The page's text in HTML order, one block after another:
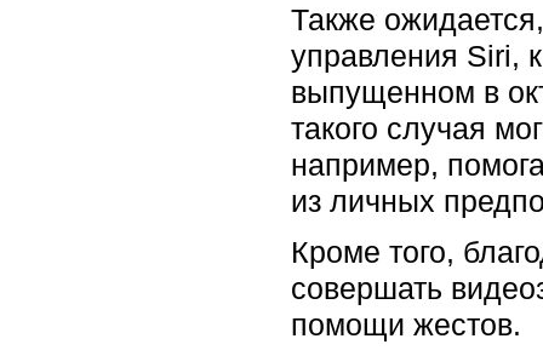
Также
управления Siri,
выпущенном в
такого случая
например,
из личных
Кроме того,
совершать
помощи жестов.